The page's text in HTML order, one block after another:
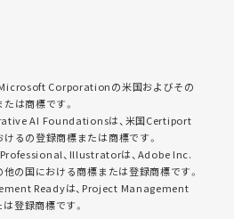
Corporationの米国およびその
は商標です。
AI Foundationsは、米国Certiport
るの登録商標または商標です。
、Illustratorは、Adobe Inc.
他の国における商標または登録商標です。
Readyは、Project Management
登録商標です。